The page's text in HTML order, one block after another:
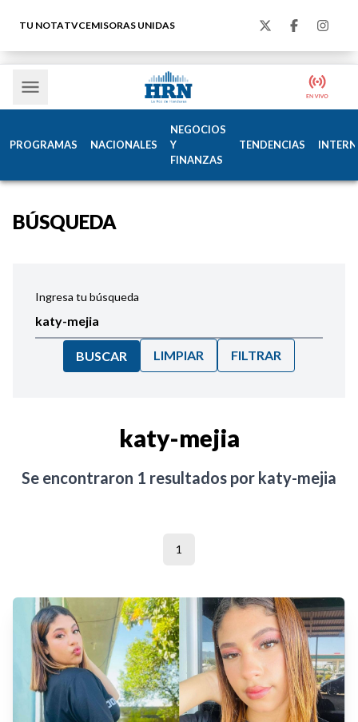
TU NOTATVCEMISORAS UNIDAS
PROGRAMAS NACIONALES
NEGOCIOS
Y
FINANZAS
TENDENCIAS
BÚSQUEDA
Ingresa tu búsqueda
BUSCAR LIMPIAR FILTRAR
katy-mejia
Se encontraron 1 resultados por katy-mejia
1